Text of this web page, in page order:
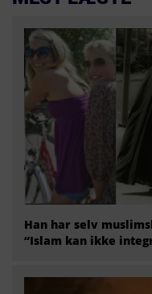
Han har selv
“Islam kan ikke